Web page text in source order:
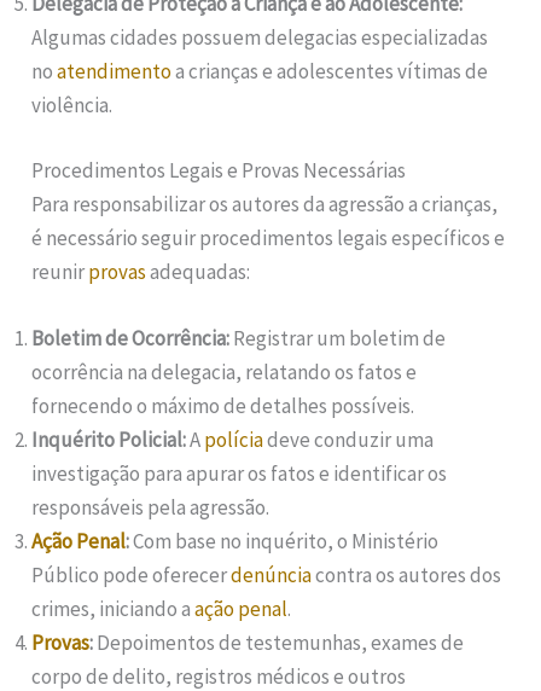
Algumas cidades possuem delegacias especializadas
noatendimentoa crianças e adolescentes vítimas de
violência.
Procedimentos Legais e Provas Necessárias
Para responsabilizar os autores da agressão a crianças,
é necessário seguir procedimentos legais específicos e
reunirprovasadequadas:
Boletim de Ocorrência:Registrar um boletim de
ocorrência na delegacia, relatando os fatos e
fornecendo o máximo de detalhes possíveis.
Inquérito Policial:Apolíciadeve conduzir uma
investigação para apurar os fatos e identificar os
responsáveis pela agressão.
Ação Penal:Com base no inquérito, o Ministério
Público pode oferecerdenúnciacontra os autores dos
crimes, iniciando aação penal.
Provas:Depoimentos de testemunhas, exames de
corpo de delito, registros médicos e outros